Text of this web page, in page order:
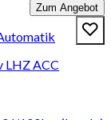
Zum Angebot
LHZ ACC